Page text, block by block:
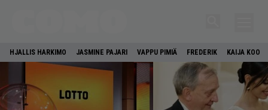
HJALLIS HARKIMO JASMINE PAJARI VAPPU PIMIÄ FREDERIK KAIJA KOO